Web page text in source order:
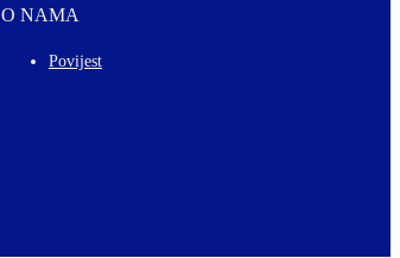
O NAMA
Povijest